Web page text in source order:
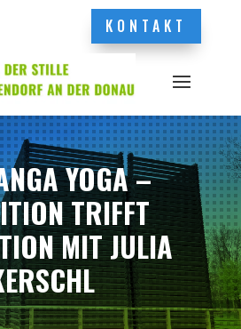
KONTAKT
YOGA –
TRIFFT
MIT JULIA